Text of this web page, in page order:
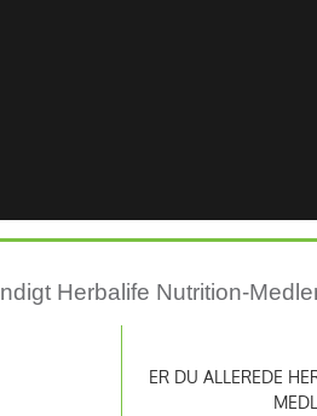
Herbalife Nutrition-
ER DU ALLEREDE